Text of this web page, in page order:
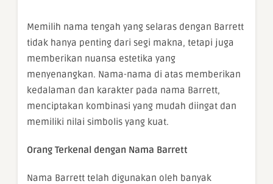
Memilih nama tengah yang selaras dengan Barrett
tidak hanya penting dari segi makna, tetapi juga
memberikan nuansa estetika yang
menyenangkan. Nama-nama di atas memberikan
kedalaman dan karakter pada nama Barrett,
menciptakan kombinasi yang mudah diingat dan
memiliki nilai simbolis yang kuat.
Orang Terkenal dengan Nama Barrett
Nama Barrett telah digunakan oleh banyak